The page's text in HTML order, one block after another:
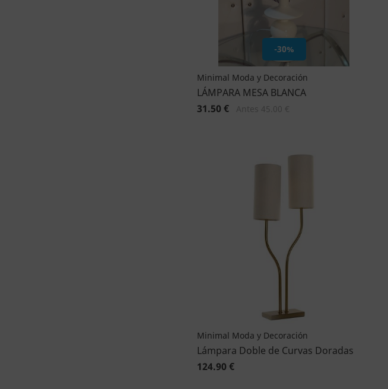
-30%
Minimal Moda y Decoración
LÁMPARA MESA BLANCA
31.50 €
Minimal Moda y Decoración
Lámpara Doble de Curvas Doradas
124.90 €